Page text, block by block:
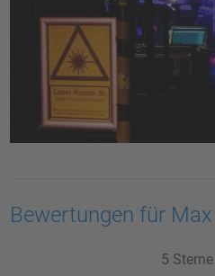
Bewertungen für
5